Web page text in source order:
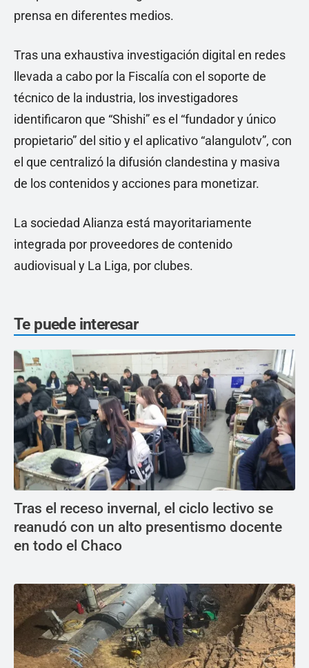
prensa en diferentes medios.
Tras una exhaustiva investigación digital en redes
llevada a cabo por la Fiscalía con el soporte de
técnico de la industria, los investigadores
identificaron que “Shishi” es el “fundador y único
propietario” del sitio y el aplicativo “alangulotv”, con
el que centralizó la difusión clandestina y masiva
de los contenidos y acciones para monetizar.
La sociedad Alianza está mayoritariamente
integrada por proveedores de contenido
audiovisual y La Liga, por clubes.
Te puede interesar
Tras el receso invernal, el ciclo lectivo se
reanudó con un alto presentismo docente
en todo el Chaco